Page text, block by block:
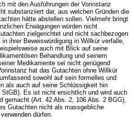
mit den Ausführungen der Vorinstanz
substanziiert dar, aus welchen Gründen die
hätte abstellen sollen. Vielmehr bringt
Erwägungen würden nicht
zielgerichtet und nicht sachbezogen
ihrer Beweiswürdigung in Willkür verfalle,
auch mit Blick auf seine
Behandlung und seinem
Medikamente sei nicht genügend
hat das Gutachten ohne Willkür
sowohl auf sein formelles und
als auch auf seine Schlüssigkeit hin
StGB). Es ist nicht ersichtlich und wird auch
gemacht (Art. 42 Abs. 2, 106 Abs. 2 BGG),
Gutachten nicht als massgebliche
dürfen.